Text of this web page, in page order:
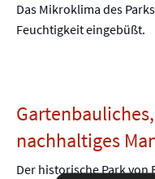
Das Mikroklima des
Feuchtigkeit eingebüßt.
nachhaltiges
Der historische Park von